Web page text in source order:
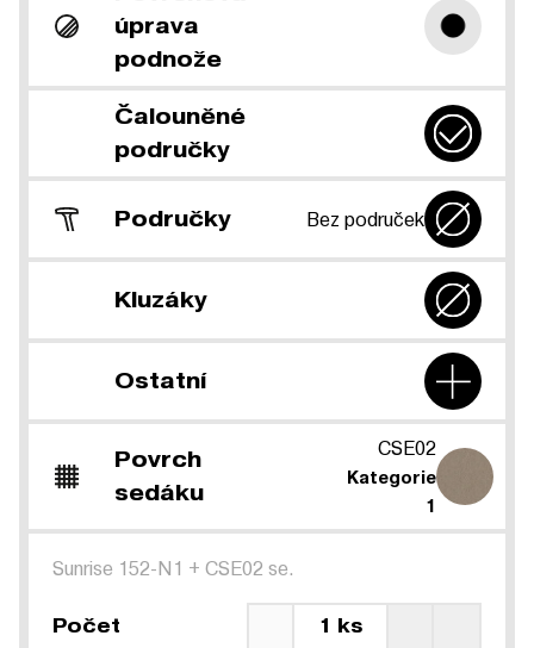
úprava
podnože
Čalouněné
područky
Područky Bez područek
Kluzáky
Ostatní
Povrch
sedáku
CSE02
Kategorie
1
Sunrise 152-N1 + CSE02 se.
Počet 1 ks